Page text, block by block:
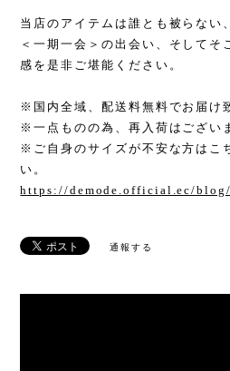
当店のアイテムは誰とも被らない
＜一期一会＞の出会い、そしてそ
感を是非ご堪能ください。
※国内全域、配送料無料でお届け
※一点ものの為、再入荷はござい
※ご自身のサイズが不安な方はこ
い。
https://demode.official.ec/
通報する